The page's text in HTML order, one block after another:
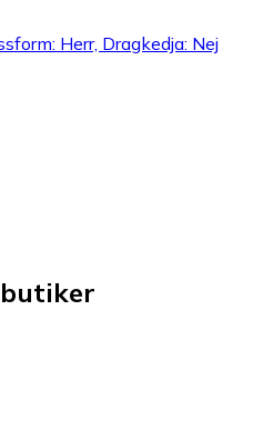
Herr, Dragkedja: Nej